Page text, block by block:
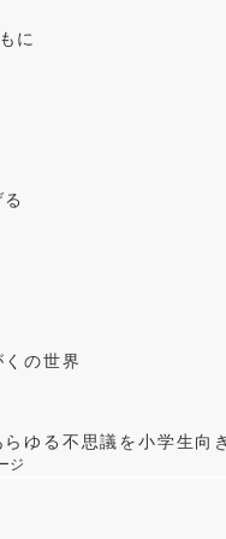
に
の世界
ゆる不思議を小学生向
ジ